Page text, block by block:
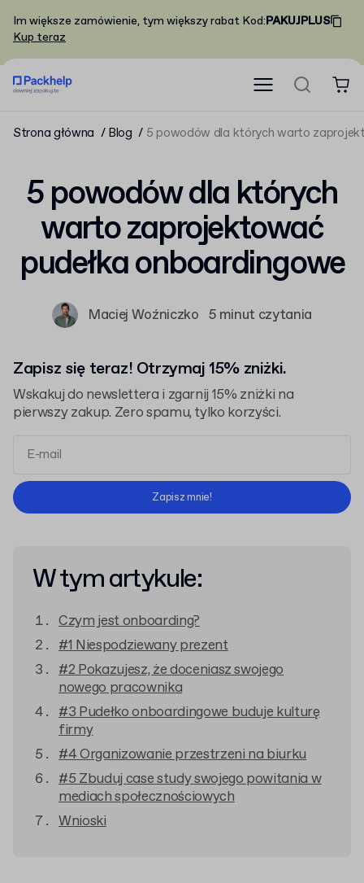
Im większe zamówienie, tym większy rabat Kod:PAKUJPLUS
Kup teraz
Strona główna Blog 5 powodów dla których warto
5 powodów dla których
warto zaprojektować
pudełka onboardingowe
Maciej Woźniczko 5 minut czytania
Zapisz się teraz! Otrzymaj 15% zniżki.
Wskakuj do newslettera i zgarnij 15% zniżki na
pierwszy zakup. Zero spamu, tylko korzyści.
Regulaminem Polityką Prywatności
Zapisz mnie!
W tym artykule:
Czym jest onboarding?
#1 Niespodziewany prezent
#2 Pokazujesz, że doceniasz swojego
nowego pracownika
#3 Pudełko onboardingowe buduje kulturę
firmy
#4 Organizowanie przestrzeni na biurku
#5 Zbuduj case study swojego powitania w
mediach społecznościowych
Wnioski